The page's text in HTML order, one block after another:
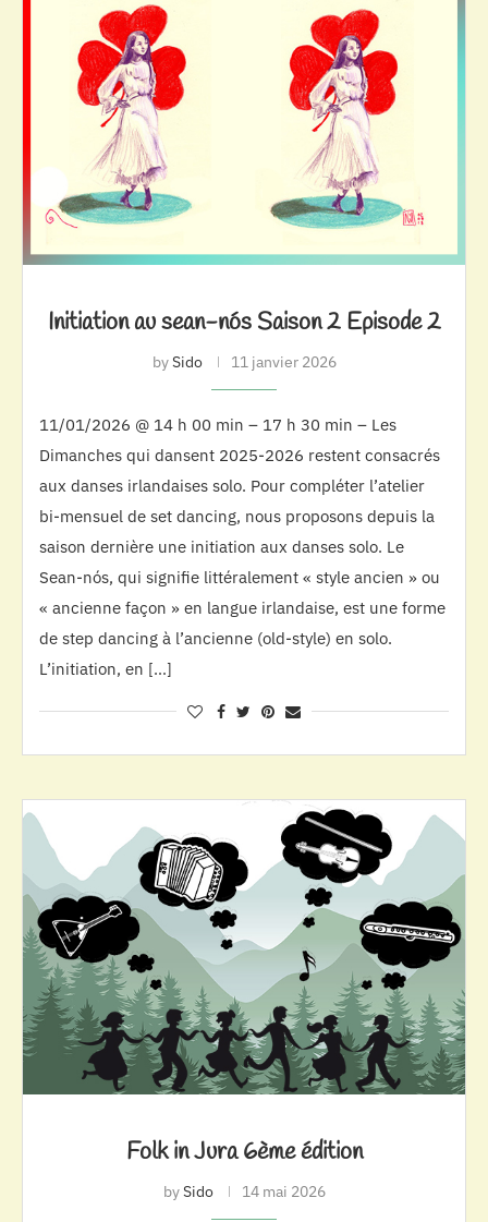
Initiation au sean-nós Saison 2 Episode 2
bySido 11 janvier 2026
11/01/2026 @ 14 h 00 min – 17 h 30 min – Les
Dimanches qui dansent 2025-2026 restent consacrés
aux danses irlandaises solo. Pour compléter l’atelier
bi-mensuel de set dancing, nous proposons depuis la
saison dernière une initiation aux danses solo. Le
Sean-nós, qui signifie littéralement « style ancien » ou
« ancienne façon » en langue irlandaise, est une forme
de step dancing à l’ancienne (old-style) en solo.
L’initiation, en […]
Folk in Jura 6ème édition
bySido 14 mai 2026